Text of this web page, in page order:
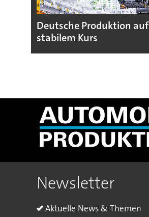
Deutsche Produktion auf
stabilem Kurs
Newsletter
Aktuelle News & Themen